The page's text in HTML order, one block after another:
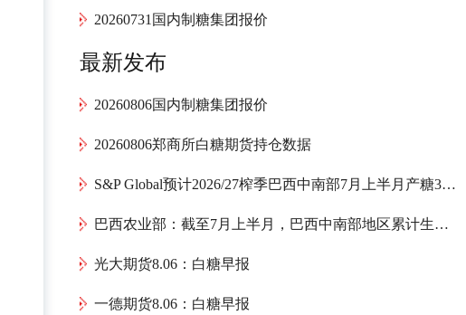
20260731国内制糖集团报价
最新发布
20260806国内制糖集团报价
20260806郑商所白糖期货持仓数据
S&P Global预计2026/27榨季巴西中南部7月上半月产糖314万吨，同比下降8.3%
巴西农业部：截至7月上半月，巴西中南部地区累计生产乙醇139.5亿升
光大期货8.06：白糖早报
一德期货8.06：白糖早报